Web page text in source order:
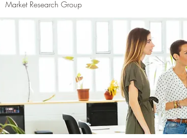
Market Research Group